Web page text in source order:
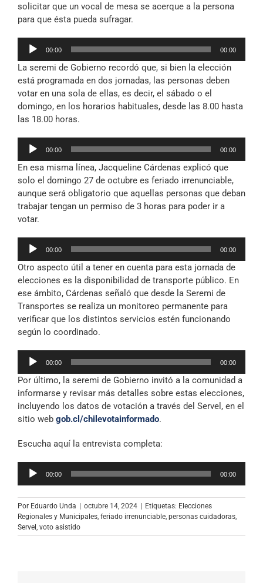
solicitar que un vocal de mesa se acerque a la persona
para que ésta pueda sufragar.
Reproductor
audio
00:00 00:00
La seremi de Gobierno recordó que, si bien la elección
está programada en dos jornadas, las personas deben
votar en una sola de ellas, es decir, el sábado o el
domingo, en los horarios habituales, desde las 8.00 hasta
las 18.00 horas.
Reproductor
audio
00:00 00:00
En esa misma línea, Jacqueline Cárdenas explicó que
solo el domingo 27 de octubre es feriado irrenunciable,
aunque será obligatorio que aquellas personas que deban
trabajar tengan un permiso de 3 horas para poder ir a
votar.
Reproductor
audio
00:00 00:00
Otro aspecto útil a tener en cuenta para esta jornada de
elecciones es la disponibilidad de transporte público. En
ese ámbito, Cárdenas señaló que desde la Seremi de
Transportes se realiza un monitoreo permanente para
verificar que los distintos servicios estén funcionando
según lo coordinado.
Reproductor
audio
00:00 00:00
Por último, la seremi de Gobierno invitó a la comunidad a
informarse y revisar más detalles sobre estas elecciones,
incluyendo los datos de votación a través del Servel, en el
sitio web gob.cl/chilevotainformado.
Escucha aquí la entrevista completa:
Reproductor
00:00 00:00
Por Eduardo Unda | octubre 14, 2024 | Etiquetas: Elecciones
Regionales y Municipales feriado irrenunciable personas cuidadoras
Servel voto asistido